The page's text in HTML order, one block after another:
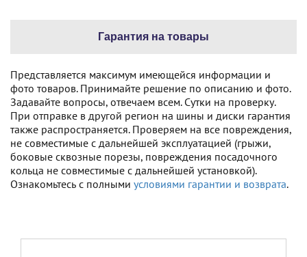
Гарантия на товары
Представляется максимум имеющейся информации и
фото товаров. Принимайте решение по описанию и фото.
Задавайте вопросы, отвечаем всем. Сутки на проверку.
При отправке в другой регион на шины и диски гарантия
также распространяется. Проверяем на все повреждения,
не совместимые с дальнейшей эксплуатацией (грыжи,
боковые сквозные порезы, повреждения посадочного
кольца не совместимые с дальнейшей установкой).
Ознакомьтесь с полными условиями гарантии и возврата.